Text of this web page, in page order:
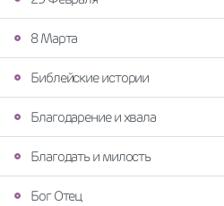
8 Марта
Библейские истории
Благодарение и хвала
Благодать и милость
Бог Отец